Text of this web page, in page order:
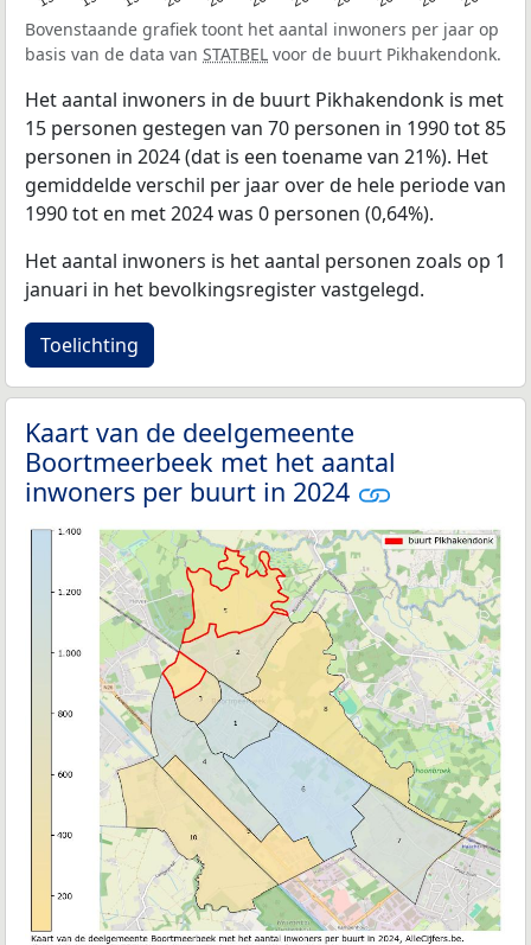
Bovenstaande grafiek toont het aantal inwoners per jaar op
basis van de data van STATBEL voor de buurt Pikhakendonk.
Het aantal inwoners in de buurt Pikhakendonk is met
15 personen gestegen van 70 personen in 1990 tot 85
personen in 2024 (dat is een toename van 21%). Het
gemiddelde verschil per jaar over de hele periode van
1990 tot en met 2024 was 0 personen (0,64%).
Het aantal inwoners is het aantal personen zoals op 1
januari in het bevolkingsregister vastgelegd.
Toelichting
Kaart van de deelgemeente
Boortmeerbeek met het aantal
inwoners per buurt in 2024